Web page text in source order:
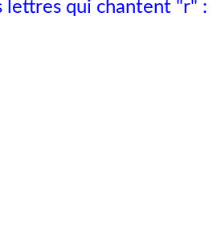
lettres qui chantent "r" :